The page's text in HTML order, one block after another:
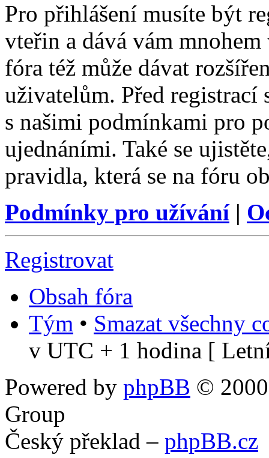
Pro přihlášení musíte být
vteřin a dává vám
fóra též může dávat
uživatelům. Před registrací
s našimi podmínkami pro
ujednáními. Také se
pravidla, která se na fóru
Podmínky pro užívání|
Registrovat
Obsah fóra
Tým • Smazat všechny
v UTC + 1 hodina [
Powered by phpBB ©
Group
Český překlad – phpBB.cz